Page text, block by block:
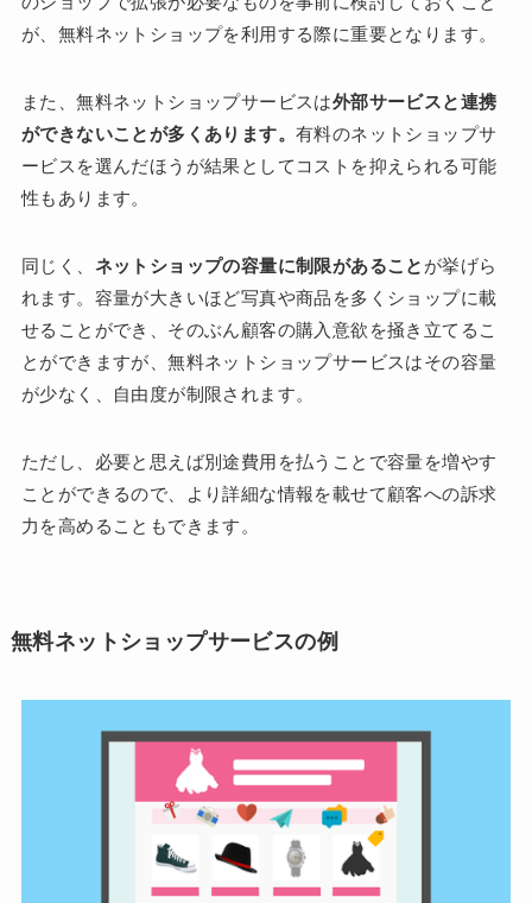
が、無料ネットショップを利用する際に重要となります。
また、無料ネットショップサービスは外部サービスと連携
ができないことが多くあります。 有料のネットショップサ
ービスを選んだほうが結果としてコストを抑えられる可能
性もあります。
同じく、 ネットショップの容量に制限があること が挙げら
れます。容量が大きいほど写真や商品を多くショップに載
せることができ、そのぶん顧客の購入意欲を掻き立てるこ
とができますが、無料ネットショップサービスはその容量
が少なく、自由度が制限されます。
ただし、必要と思えば別途費用を払うことで容量を増やす
ことができるので、より詳細な情報を載せて顧客への訴求
力を高めることもできます。
無料ネットショップサービスの例